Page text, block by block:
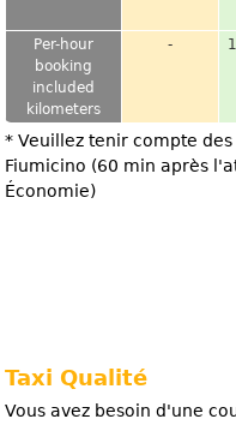
Per-hour
booking
included
kilometers
-
* Veuillez tenir compte
Fiumicino (60 min après
Économie)
Taxi Qualité
Vous avez besoin d'une